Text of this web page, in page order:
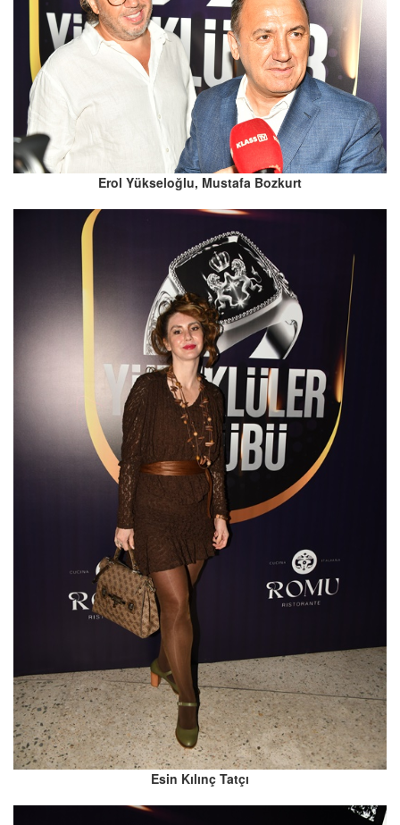
Erol Yükseloğlu, Mustafa Bozkurt
Esin Kılınç Tatçı